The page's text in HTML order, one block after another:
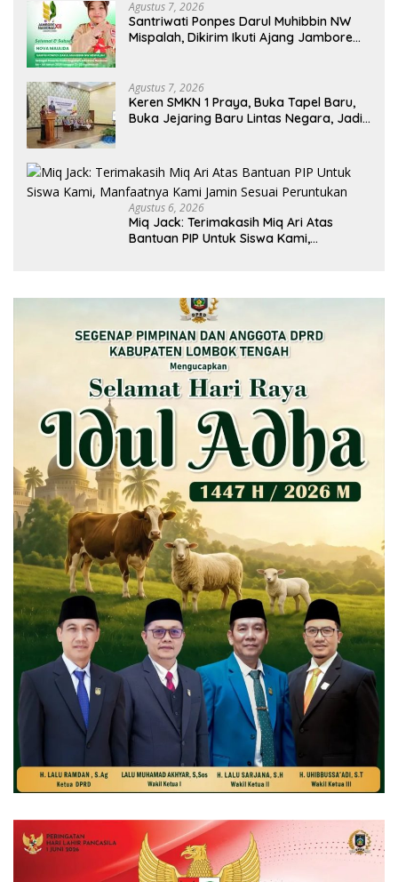
Agustus 7, 2026
Santriwati Ponpes Darul Muhibbin NW
Mispalah, Dikirim Ikuti Ajang Jambore
Agustus 7, 2026
Keren SMKN 1 Praya, Buka Tapel Baru,
Buka Jejaring Baru Lintas Negara, Jadi
Agustus 6, 2026
Miq Jack: Terimakasih Miq Ari Atas
Bantuan PIP Untuk Siswa Kami,